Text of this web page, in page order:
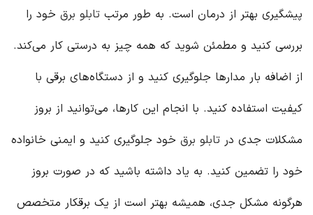
پیشگیری بهتر از درمان است. به طور مرتب تابلو برق خود را
بررسی کنید و مطمئن شوید که همه چیز به درستی کار می‌کند.
از اضافه بار مدارها جلوگیری کنید و از دستگاه‌های برقی با
کیفیت استفاده کنید. با انجام این کارها، می‌توانید از بروز
مشکلات جدی در تابلو برق خود جلوگیری کنید و ایمنی خانواده
خود را تضمین کنید. به یاد داشته باشید که در صورت بروز
هرگونه مشکل جدی، همیشه بهتر است از یک برقکار متخصص